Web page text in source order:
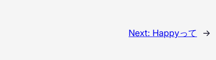
Next: Happyって →